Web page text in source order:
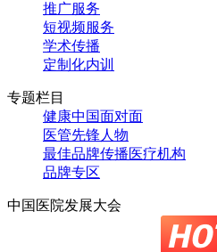
推广服务
短视频服务
学术传播
定制化内训
专题栏目
健康中国面对面
医管先锋人物
最佳品牌传播医疗机构
品牌专区
中国医院发展大会